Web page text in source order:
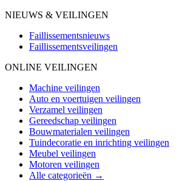
NIEUWS & VEILINGEN
Faillissementsnieuws
Faillissementsveilingen
ONLINE VEILINGEN
Machine veilingen
Auto en voertuigen veilingen
Verzamel veilingen
Gereedschap veilingen
Bouwmaterialen veilingen
Tuindecoratie en inrichting veilingen
Meubel veilingen
Motoren veilingen
Alle categorieën →